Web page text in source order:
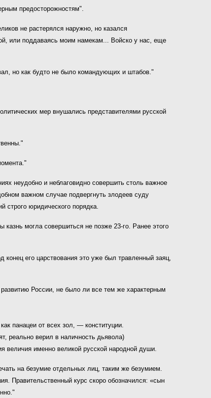
предосторожностям".
не растерялся наружно, но казался
или поддаваясь моим намекам... Войско у нас, еще
но как будто не было командующих и штабов."
мер внушались представителями русской
неудобно и неблаговидно совершить столь важное
важном случае подвергнуть злодеев суду
строго юридического порядка.
могла совершиться не позже 23-го. Ранее этого
его царствования это уже был травленный заяц,
России, не было ли все тем же характерным
панацеи от всех зол, — конституции.
реально верил в наличность дьявола)
именно великой русской народной души.
на безумие отдельных лиц, таким же безумием.
Правительственный курс скоро обозначился: «сын